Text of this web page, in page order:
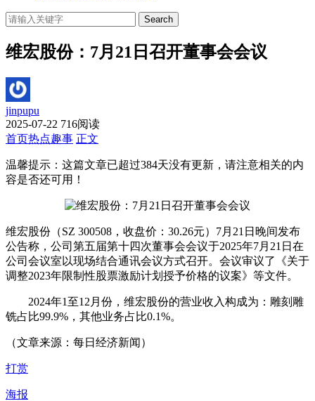
Search
维宏股份：7月21日召开董事会会议
jinpupu
2025-07-22 716阅读
首页热点趣事 正文
温馨提示：这篇文章已超过384天没有更新，请注意相关的内
容是否还可用！
维宏股份（SZ 300508，收盘价：30.26元）7月21日晚间发布
公告称，公司第五届第十四次董事会会议于2025年7月21日在
公司会议室以现场结合通讯会议方式召开。会议审议了《关于
调整2023年限制性股票激励计划授予价格的议案》等文件。
2024年1至12月份，维宏股份的营业收入构成为：雕刻雕
铣占比99.9%，其他业务占比0.1%。
（文章来源：每日经济新闻）
打赏
海报